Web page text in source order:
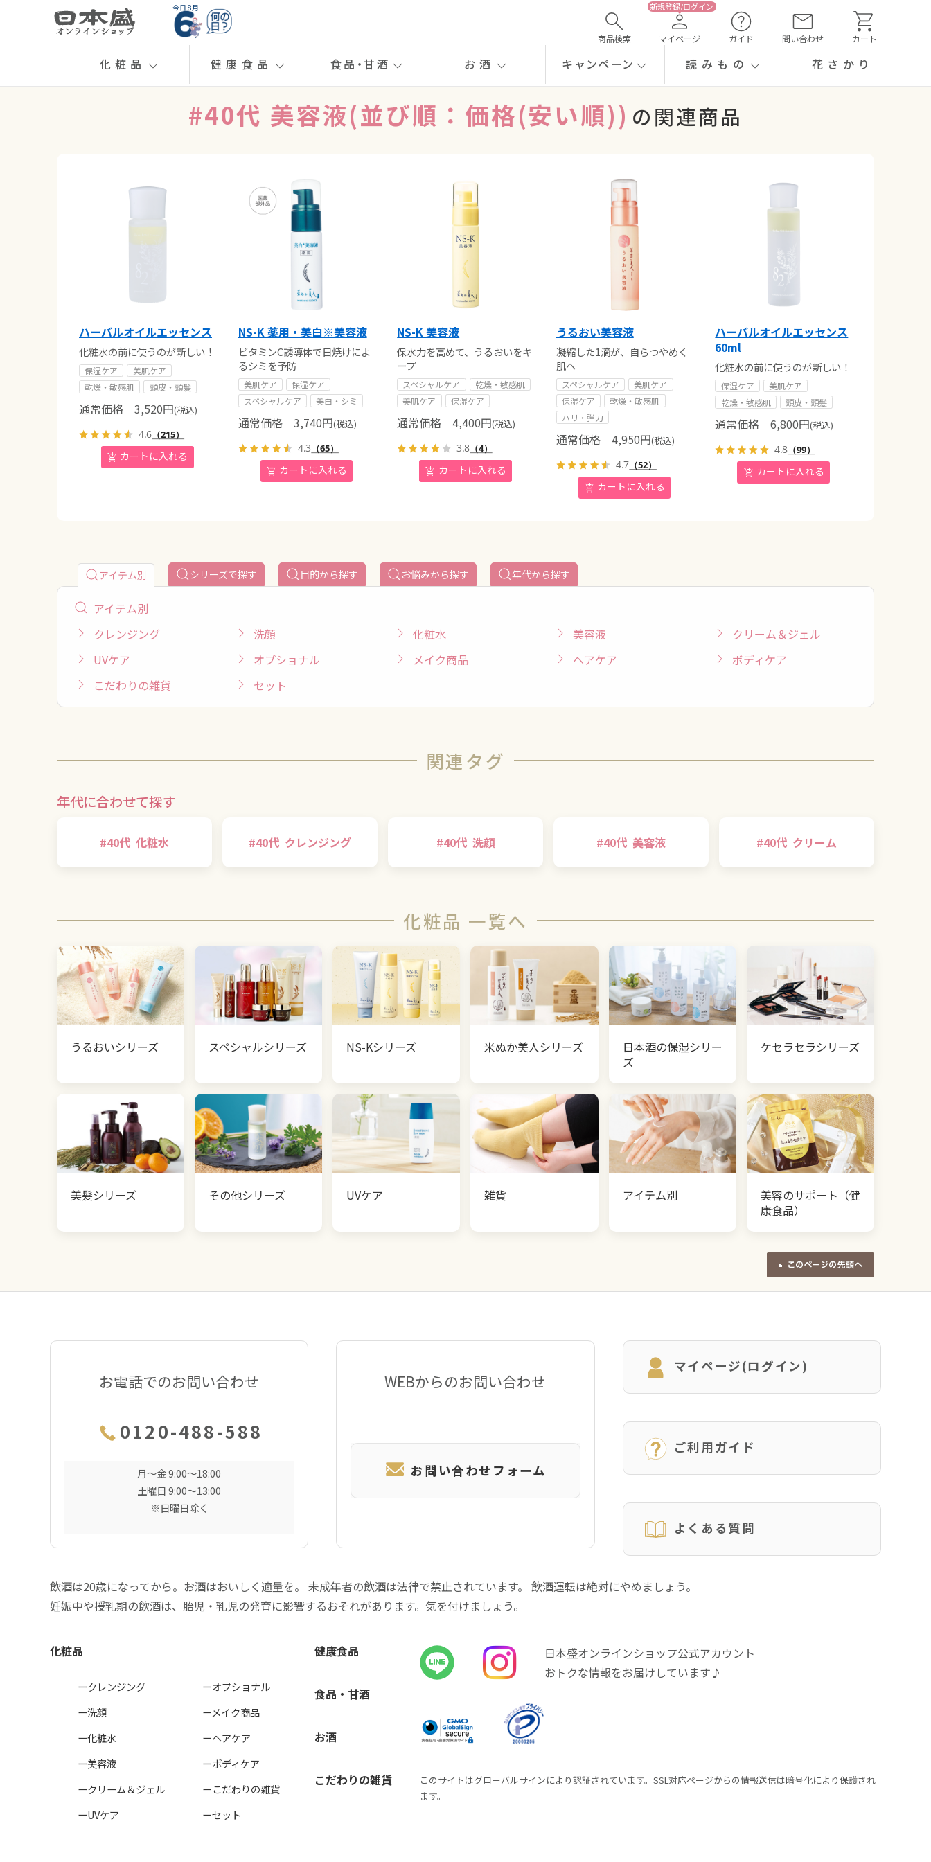
今日 8月
商品検索 マイページ ガイド 問い合わせ カート
化粧品 健康食品 食品・甘酒 お酒 キャンペーン 読みもの 花さかり
#40代 美容液(並び順：価格(安い順)) の関連商品
ハーバルオイルエッセンス
化粧水の前に使うのが新しい！
保湿ケア
美肌ケア
乾燥・敏感肌
頭皮・頭髪
通常価格 3,520円(税込)
4.6 （215）
NS-K 薬用・美白※美容液
ビタミンC誘導体で日焼けによ
るシミを予防
美肌ケア
保湿ケア
スペシャルケア
美白・シミ
通常価格3,740円(税込)
4.3 （65）
NS-K 美容液
保水力を高めて、うるおいをキ
ープ
スペシャルケア
乾燥・敏感肌
美肌ケア
保湿ケア
通常価格 4,400円(税込)
3.8 （4）
うるおい美容液
凝縮した1滴が、自らつやめく
肌へ
スペシャルケア
美肌ケア
保湿ケア
乾燥・敏感肌
ハリ・弾力
通常価格4,950円(税込)
4.7 （52）
ハーバルオイルエッセンス
60ml
化粧水の前に使うのが新しい！
保湿ケア
美肌ケア
乾燥・敏感肌
頭皮・頭髪
通常価格 6,800円(税込)
4.8 （99）
アイテム別 シリーズで探す 目的から探す お悩みから探す 年代から探す
アイテム別
クレンジング
洗顔 化粧水 美容液
クリーム＆ジェル
UVケア
オプショナル メイク商品 ヘアケア
ボディケア
こだわりの雑貨
セット
関連タグ
年代に合わせて探す
#40代 化粧水 #40代 クレンジング #40代 洗顔 #40代 美容液 #40代 クリーム
化粧品 一覧へ
うるおいシリーズ スペシャルシリーズ NS-Kシリーズ 米ぬか美人シリーズ
日本酒の保湿シリー
ズ
ケセラセラシリーズ
美髪シリーズ その他シリーズ UVケア 雑貨 アイテム別
美容のサポート（健
康食品）
お電話でのお問い合わせ
0120-488-588
月〜金 9:00〜18:00
土曜日 9:00〜13:00
※日曜日除く
WEBからのお問い合わせ
お問い合わせフォーム
マイページ(ログイン)
ご利用ガイド
よくある質問
飲酒は20歳になってから。お酒はおいしく適量を。 未成年者の飲酒は法律で禁止されています。 飲酒運転は絶対にやめましょう。
妊娠中や授乳期の飲酒は、胎児・乳児の発育に影響するおそれがあります。気を付けましょう。
化粧品
ークレンジング
ー洗顔
ー化粧水
ー美容液
ークリーム＆ジェル
ーUVケア
ーオプショナル
ーメイク商品
ーヘアケア
ーボディケア
ーこだわりの雑貨
ーセット
健康食品
食品・甘酒
お酒
こだわりの雑貨
日本盛オンラインショップ公式アカウント
おトクな情報をお届けしています♪
このサイトはグローバルサインにより認証されています。SSL対応ページからの情報送信は暗号化により保護され
ます。